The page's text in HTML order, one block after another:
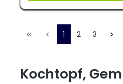
1 2 3
Kochtopf,